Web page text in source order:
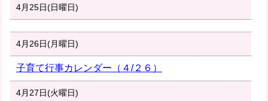
4月25日(日曜日)
4月26日(月曜日)
子育て行事カレンダー（４/２６）
4月27日(火曜日)